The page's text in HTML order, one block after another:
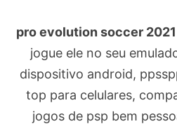
pro evolution soccer 2021
jogue ele no seu
dispositivo android,
top para celulares,
jogos de psp bem